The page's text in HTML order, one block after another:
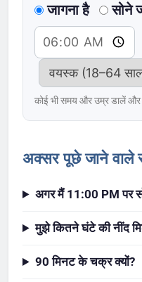
जागना है
सोने
कोई भी समय और उम्र डालें और
अक्सर पूछे जाने वाले
अगर मैं 11:00 PM पर
मुझे कितने घंटे की नींद
90 मिनट के चक्र क्यों?